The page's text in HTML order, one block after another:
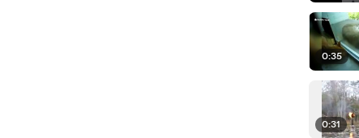
0:35
0:31